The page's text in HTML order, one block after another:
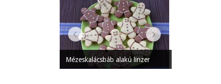
Mézeskalácsbáb alakú linzer